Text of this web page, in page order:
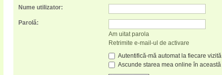
Nume utilizator:
Parolă:
Am uitat parola
Retrimite e-mail-ul de activare
Autentifică-mă automat la fiecare vizită
Ascunde starea mea online în